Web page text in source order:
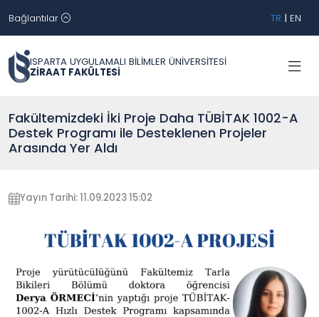
Bağlantılar TR | EN
ISPARTA UYGULAMALI BİLİMLER ÜNİVERSİTESİ
ZİRAAT FAKÜLTESİ
Fakültemizdeki İki Proje Daha TÜBİTAK 1002-A
Destek Programı ile Desteklenen Projeler
Arasında Yer Aldı
Yayın Tarihi: 11.09.2023 15:02